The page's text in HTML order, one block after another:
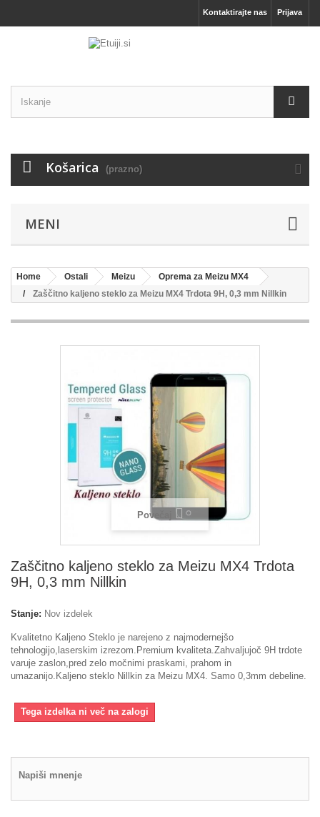
Prijava
Kontaktirajte nas
Košarica (prazno)
MENI
Home Ostali Meizu
Oprema za Meizu MX4
Zaščitno kaljeno steklo za Meizu MX4 Trdota 9H, 0,3 mm Nillkin
Povečaj
Zaščitno kaljeno steklo za Meizu MX4 Trdota
9H, 0,3 mm Nillkin
Stanje: Nov izdelek
Kvalitetno Kaljeno Steklo je narejeno z najmodernejšo
tehnologijo,laserskim izrezom.Premium kvaliteta.Zahvaljujoč 9H trdote
varuje zaslon,pred zelo močnimi praskami, prahom in
umazanijo.Kaljeno steklo Nillkin za Meizu MX4. Samo 0,3mm debeline.
Tega izdelka ni več na zalogi
Napiši mnenje